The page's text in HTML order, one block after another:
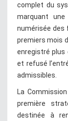
complet du
marquant
numérisée des
premiers mois
enregistré plus
et refusé
admissibles.
La
première
destinée à